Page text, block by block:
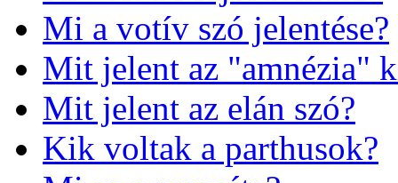
Mi a votív szó jelentése?
Mit jelent az "amnézia"
Mit jelent az elán szó?
Kik voltak a parthusok?